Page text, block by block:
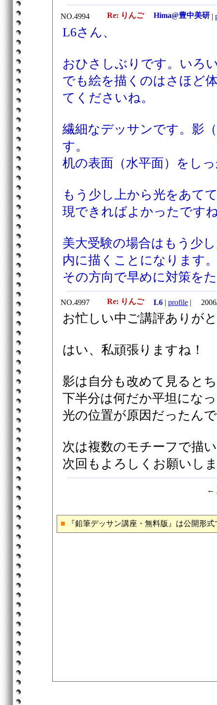
NO.4994 Re: りんご Hima@豊中美研 |
L6さん、
おひさしぶりです。いろ
でも絵を描くのはさほど
てくださいね。
繊細なデッサンです。影
す。
机の表面（水平面）をし
もう少し上から光をあて
現できればよかったです
美大受験の場合はもう少
内に描くことになります
その方向で早めに対策を
NO.4997 Re: りんご L6 | profile |
お忙しい中ご講評ありが
はい、私頑張りますね！
影は自分も改めて見ると
下半分は何だか平坦にな
光の位置が原因だったん
次は複数のモチーフで描
次回もよろしくお願いし
←
■ 『鉛筆デッサン講座・無料版』は公開形